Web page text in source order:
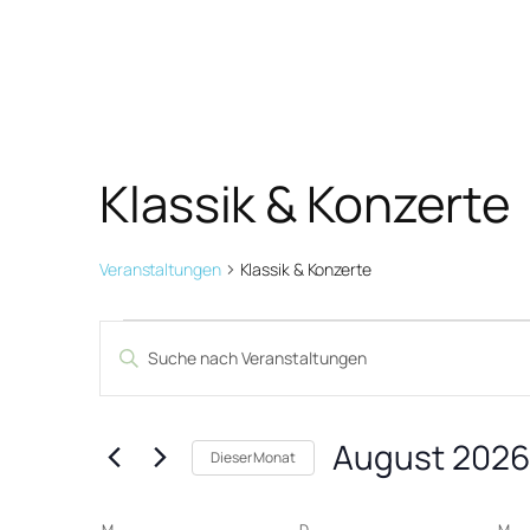
Klassik & Konzerte
Veranstaltungen Klassik & Konzerte
Veranstaltungen
Veranstaltungen
Suche
Ansichten,
Navigation
Bitte
Schlüsselwort
Suche
Dieser Monat August 2026